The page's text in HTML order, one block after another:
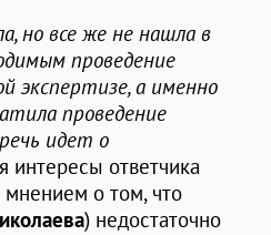
но все же не нашла в
проведение
экспертизе, а именно
проведение
идет о
интересы ответчика
о том, что
) недостаточно